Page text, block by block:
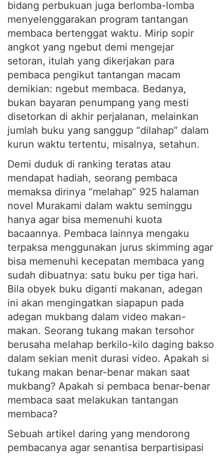
menyelenggarakan program tantangan
membaca bertenggat waktu. Mirip sopir
angkot yang ngebut demi mengejar
setoran, itulah yang dikerjakan para
pembaca pengikut tantangan macam
demikian: ngebut membaca. Bedanya,
bukan bayaran penumpang yang mesti
disetorkan di akhir perjalanan, melainkan
jumlah buku yang sanggup “dilahap” dalam
kurun waktu tertentu, misalnya, setahun.
Demi duduk di ranking teratas atau
mendapat hadiah, seorang pembaca
memaksa dirinya “melahap” 925 halaman
novel Murakami dalam waktu seminggu
hanya agar bisa memenuhi kuota
bacaannya. Pembaca lainnya mengaku
terpaksa menggunakan jurus skimming agar
bisa memenuhi kecepatan membaca yang
sudah dibuatnya: satu buku per tiga hari.
Bila obyek buku diganti makanan, adegan
ini akan mengingatkan siapapun pada
adegan mukbang dalam video makan-
makan. Seorang tukang makan tersohor
berusaha melahap berkilo-kilo daging bakso
dalam sekian menit durasi video. Apakah si
tukang makan benar-benar makan saat
mukbang? Apakah si pembaca benar-benar
membaca saat melakukan tantangan
membaca?
Sebuah artikel daring yang mendorong
pembacanya agar senantisa berpartisipasi
dalam tantangan membaca berbaik hati